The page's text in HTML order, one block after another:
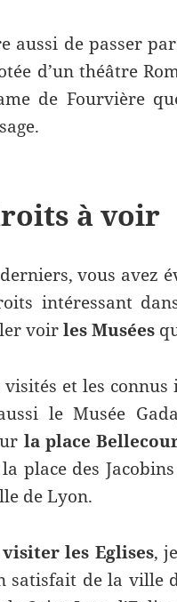
de passer
d’un théâtre
de Fourvière
à voir
vous avez
intéressant
voirles Musées
et les connus il
le Musée
la place
place des
de Lyon.
visiter les Eglises,
de la ville